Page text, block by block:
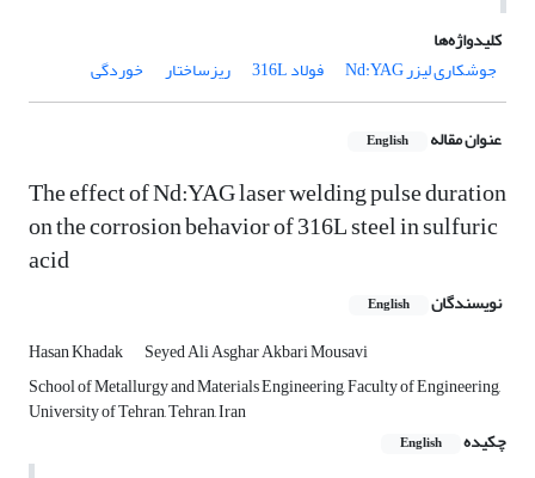
کلیدواژه‌ها
جوشکاری لیزر Nd:YAG
فولاد 316L ریزساختار خوردگی
عنوان مقاله English
The effect of Nd:YAG laser welding pulse duration
on the corrosion behavior of 316L steel in sulfuric
acid
نویسندگان English
Hasan Khadak
Seyed Ali Asghar Akbari Mousavi
School of Metallurgy and Materials Engineering, Faculty of Engineering,
University of Tehran, Tehran, Iran
چکیده
English